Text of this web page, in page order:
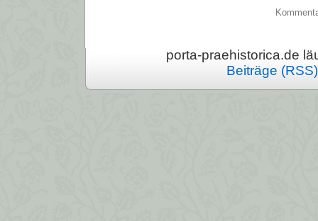
porta-praehistorica.de
Beiträge (RSS)